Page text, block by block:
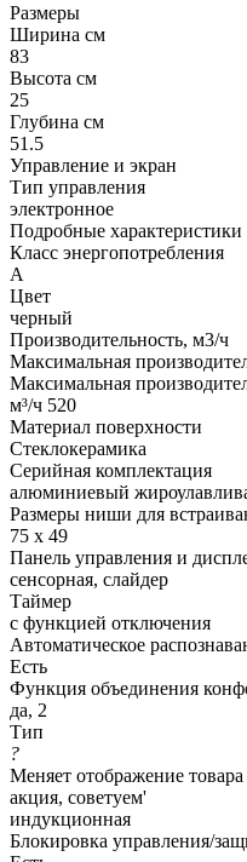
Размеры
Ширина см
83
Высота см
25
Глубина см
51.5
Управление и экран
Тип управления
электронное
Подробные характеристики
Класс энергопотребления
А
Цвет
черный
Производительность, м3/ч
Максимальная
Максимальная
м³/ч 520
Материал поверхности
Стеклокерамика
Серийная комплектация
алюминиевый
Размеры ниши для
75 х 49
Панель управления и
сенсорная, слайдер
Таймер
с функцией отключения
Автоматическое
Есть
Функция объединения
да, 2
Тип
?
Меняет отображение
акция, советуем'
индукционная
Блокировка управления/